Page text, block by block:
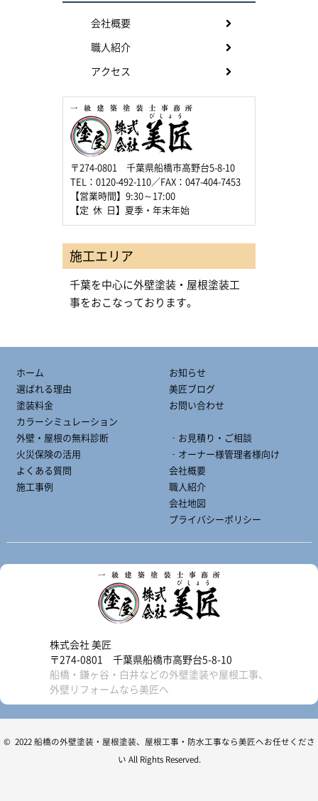
会社概要
職人紹介
アクセス
〒274-0801 千葉県船橋市高野台5-8-10
TEL：0120-492-110／FAX：047-404-7453
【営業時間】9:30～17:00
【定 休 日】夏季・年末年始
施工エリア
千葉を中心に外壁塗装・屋根塗装工
事をおこなっております。
ホーム
選ばれる理由
塗装料金
カラーシミュレーション
外壁・屋根の無料診断
火災保険の活用
よくある質問
施工事例
お知らせ
美匠ブログ
お問い合わせ
‐お見積り・ご相談
‐オーナー様管理者様向け
会社概要
職人紹介
会社地図
プライバシーポリシー
株式会社 美匠
〒274-0801 千葉県船橋市高野台5-8-10
船橋・鎌ヶ谷・白井などの外壁塗装や屋根工事、
外壁リフォームなら美匠へ
© 2022 船橋の外壁塗装・屋根塗装、屋根工事・防水工事なら美匠へお任せくださ
い All Rights Reserved.